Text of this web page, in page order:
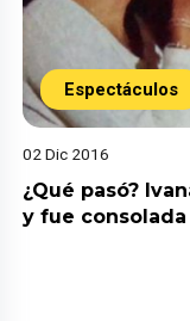
Espectáculos
02 Dic 2016
¿Qué pasó?
y fue